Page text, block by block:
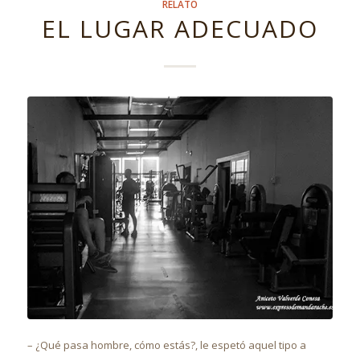
RELATO
EL LUGAR ADECUADO
– ¿Qué pasa hombre, cómo estás?, le espetó aquel tipo a